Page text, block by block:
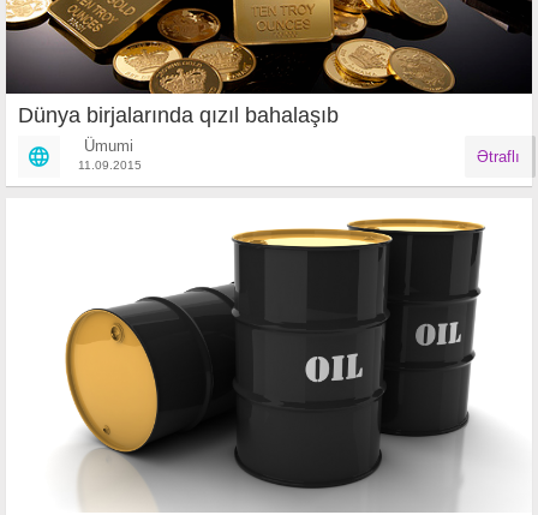
Dünya birjalarında qızıl bahalaşıb
Ümumi
11.09.2015 Ətraflı